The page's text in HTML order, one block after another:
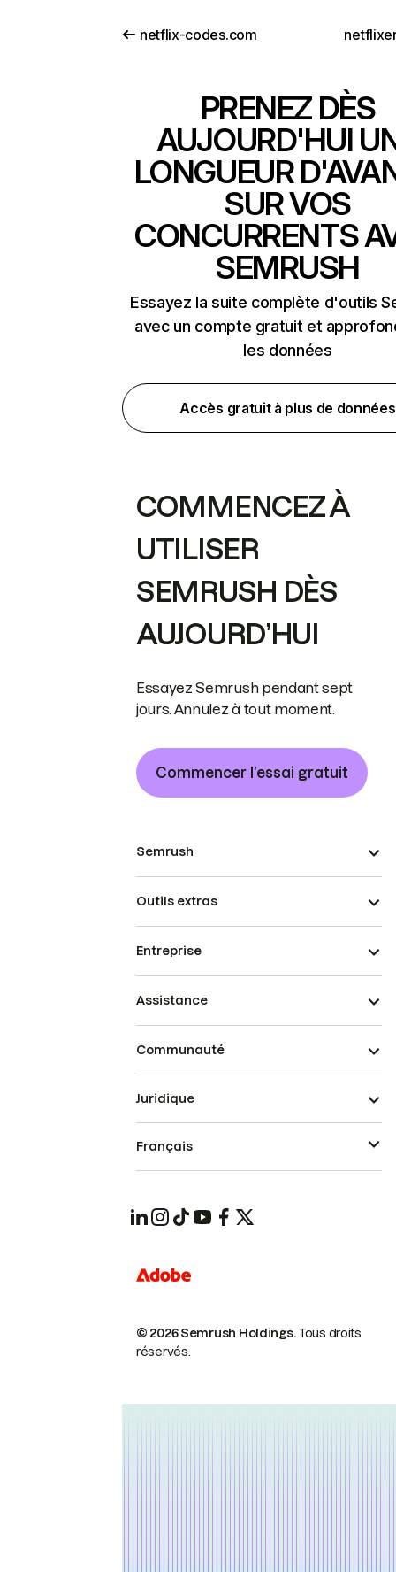
netflix-codes.com
PRENEZ DÈS
AUJOURD'HUI
LONGUEUR
SUR VOS
CONCURRENTS
SEMRUSH
Essayez la suite complète d'outils
avec un compte gratuit et
les données
Accès gratuit à plus de données
COMMENCEZ À
UTILISER
SEMRUSH DÈS
AUJOURD’HUI
Essayez Semrush pendant sept
jours. Annulez à tout moment.
Commencer l’essai gratuit
Semrush
Outils extras
Entreprise
Assistance
Communauté
© 2026 Semrush Holdings.Tous droits
réservés.
Juridique
Français